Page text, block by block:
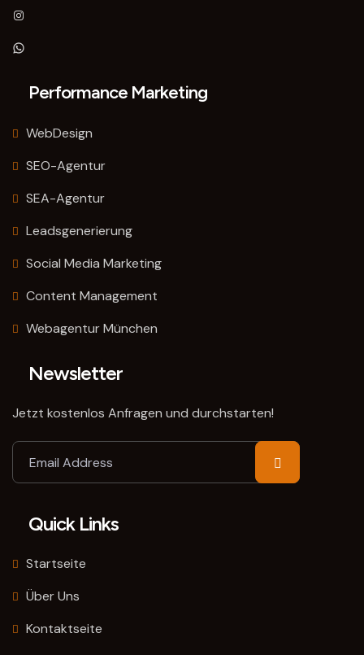
Performance Marketing
WebDesign
SEO-Agentur
SEA-Agentur
Leadsgenerierung
Social Media Marketing
Content Management
Webagentur München
Newsletter
Jetzt kostenlos Anfragen und durchstarten!
Quick Links
Startseite
Über Uns
Kontaktseite